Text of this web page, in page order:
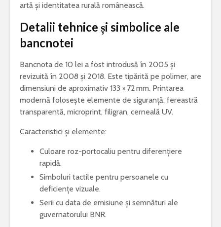
artă și identitatea rurală românească.
Detalii tehnice și simbolice ale
bancnotei
Bancnota de 10 lei a fost introdusă în 2005 și
revizuită în 2008 și 2018. Este tipărită pe polimer, are
dimensiuni de aproximativ 133 × 72 mm. Printarea
modernă folosește elemente de siguranță: fereastră
transparentă, microprint, filigran, cerneală UV.
Caracteristici și elemente:
Culoare roz-portocaliu pentru diferențiere
rapidă.
Simboluri tactile pentru persoanele cu
deficiențe vizuale.
Serii cu data de emisiune și semnături ale
guvernatorului BNR.